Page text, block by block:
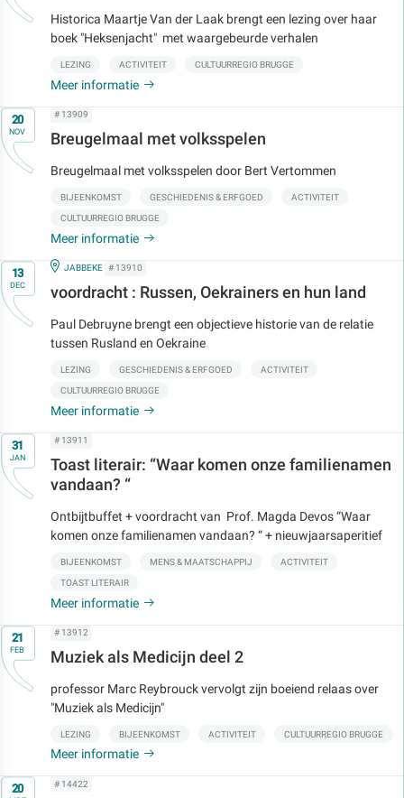
Historica Maartje Van der Laak brengt een lezing over haar
boek "Heksenjacht" met waargebeurde verhalen
LEZING ACTIVITEIT CULTUURREGIO BRUGGE
Meer informatie
Op20
NOV
# 13909
Breugelmaal met volksspelen
Breugelmaal met volksspelen door Bert Vertommen
BIJEENKOMST GESCHIEDENIS & ERFGOED ACTIVITEIT
CULTUURREGIO BRUGGE
Meer informatie
Op13
DEC
IN
JABBEKE # 13910
voordracht : Russen, Oekrainers en hun land
Paul Debruyne brengt een objectieve historie van de relatie
tussen Rusland en Oekraine
LEZING GESCHIEDENIS & ERFGOED ACTIVITEIT
CULTUURREGIO BRUGGE
Meer informatie
Op31
JAN
# 13911
Toast literair: “Waar komen onze familienamen
vandaan? “
Ontbijtbuffet + voordracht van Prof. Magda Devos “Waar
komen onze familienamen vandaan? “ + nieuwjaarsaperitief
BIJEENKOMST MENS & MAATSCHAPPIJ ACTIVITEIT
TOAST LITERAIR
Meer informatie
Op21
FEB
# 13912
Muziek als Medicijn deel 2
professor Marc Reybrouck vervolgt zijn boeiend relaas over
"Muziek als Medicijn"
LEZING BIJEENKOMST ACTIVITEIT CULTUURREGIO BRUGGE
Meer informatie
Op20 # 14422